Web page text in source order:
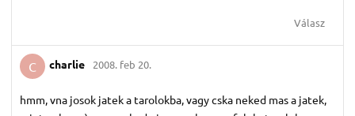
Válasz
C charlie 2008. feb 20.
hmm, vna josok jatek a tarolokba, vagy cska neked mas a jatek,